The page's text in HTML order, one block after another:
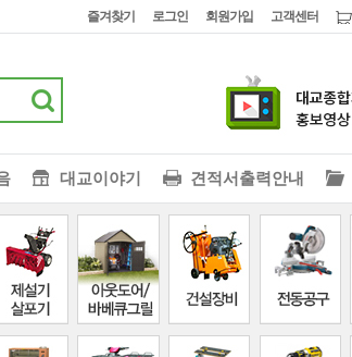
즐겨찾기 로그인 회원가입 고객센터
대교이야기 견적서출력안내